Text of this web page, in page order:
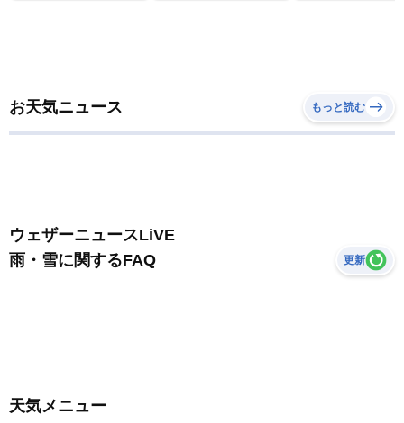
お天気ニュース もっと読む
ウェザーニュースLiVE
雨・雪に関するFAQ
更新
天気メニュー